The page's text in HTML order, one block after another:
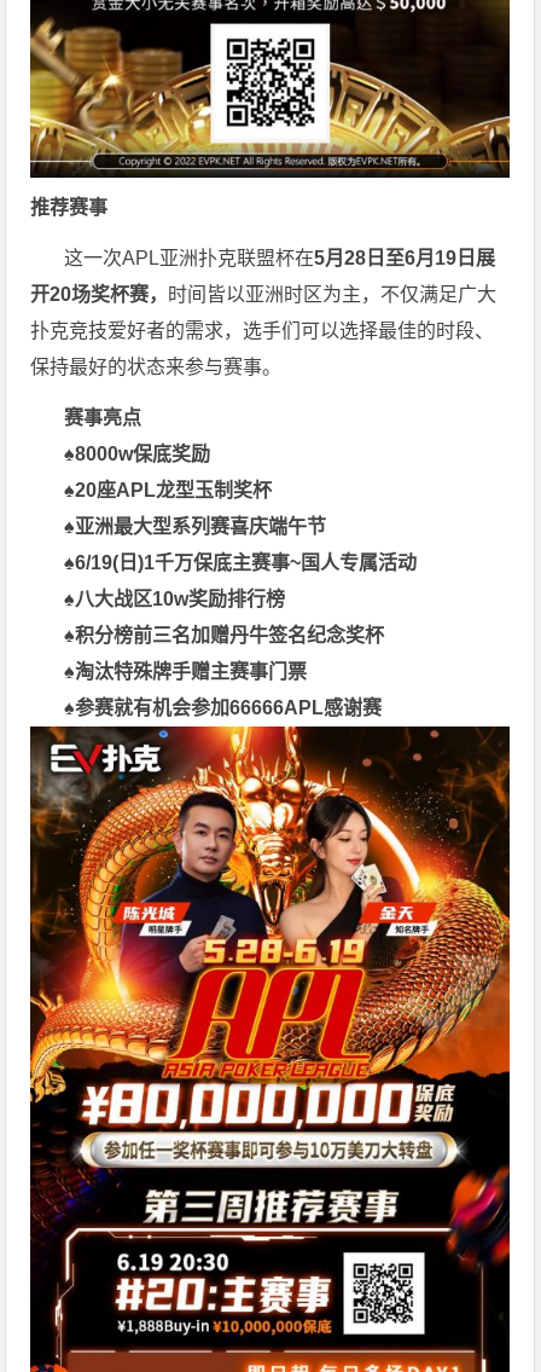
推荐赛事
这一次APL亚洲扑克联盟杯在5月28日至6月19日展
开20场奖杯赛， 时间皆以亚洲时区为主，不仅满足广大
扑克竞技爱好者的需求，选手们可以选择最佳的时段、
保持最好的状态来参与赛事。
赛事亮点
♠8000w保底奖励
♠20座APL龙型玉制奖杯
♠亚洲最大型系列赛喜庆端午节
♠6/19(日)1千万保底主赛事~国人专属活动
♠八大战区10w奖励排行榜
♠积分榜前三名加赠丹牛签名纪念奖杯
♠淘汰特殊牌手赠主赛事门票
♠参赛就有机会参加66666APL感谢赛